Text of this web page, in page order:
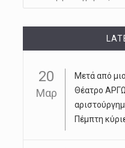
20
Μαρ
Μετά από
Θέατρο
Πέμπτη